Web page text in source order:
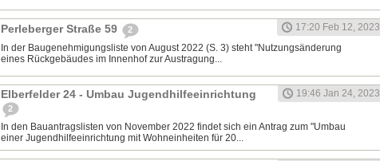
Perleberger Straße 59 2
17:20 Feb 12, 2023
In der Baugenehmigungsliste von August 2022 (S. 3) steht "Nutzungsänderung
eines Rückgebäudes im Innenhof zur Austragung...
Elberfelder 24 - Umbau Jugendhilfeeinrichtung
2
19:46 Jan 24, 2023
In den Bauantragslisten von November 2022 findet sich ein Antrag zum "Umbau
einer Jugendhilfeeinrichtung mit Wohneinheiten für 20...